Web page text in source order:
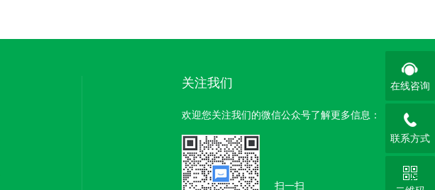
关注我们
欢迎您关注我们的微信公众号了解更多信息：
扫一扫
在线咨询
联系方式